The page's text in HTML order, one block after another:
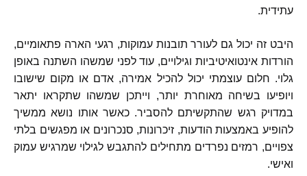
עתידית.
היבט זה יכול גם לעורר תובנות עמוקות, רגעי הארה פתאומיים,
הורדות אינטואיטיביות וגילויים, עוד לפני שמשהו השתנה באופן
גלוי. חלום עוצמתי יכול להכיל אמירה, אדם או מקום שישובו
ויופיעו בשיחה מאוחרת יותר, וייתכן שמשהו שתקראו יתאר
במדויק רגש שהתקשיתם להסביר. כאשר אותו נושא ממשיך
להופיע באמצעות הודעות, זיכרונות, סנכרונים או מפגשים בלתי
צפויים, רמזים נפרדים מתחילים להתגבש לגילוי שמרגיש עמוק
ואישי.